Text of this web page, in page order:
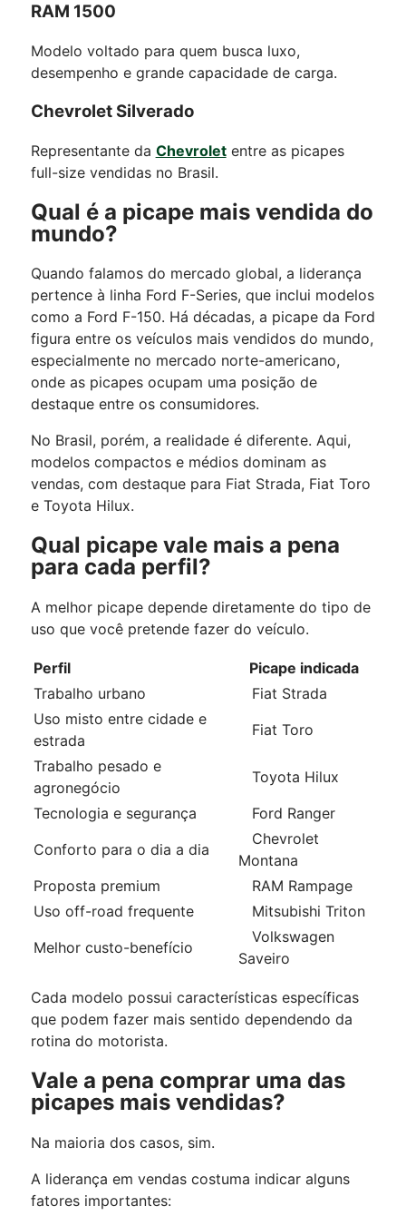
RAM 1500
Modelo voltado para quem busca luxo,
desempenho e grande capacidade de carga.
Chevrolet Silverado
Representante da Chevroletentre as picapes
full-size vendidas no Brasil.
Qual é a picape mais vendida do
mundo?
Quando falamos do mercado global, a liderança
pertence à linha Ford F-Series, que inclui modelos
como a Ford F-150. Há décadas, a picape da Ford
figura entre os veículos mais vendidos do mundo,
especialmente no mercado norte-americano,
onde as picapes ocupam uma posição de
destaque entre os consumidores.
No Brasil, porém, a realidade é diferente. Aqui,
modelos compactos e médios dominam as
vendas, com destaque para Fiat Strada, Fiat Toro
e Toyota Hilux.
Qual picape vale mais a pena
para cada perfil?
A melhor picape depende diretamente do tipo de
uso que você pretende fazer do veículo.
Perfil
Picape indicada
Trabalho urbano
Fiat Strada
Uso misto entre cidade e
estrada
Fiat Toro
Trabalho pesado e
agronegócio
Toyota Hilux
Tecnologia e segurança
Ford Ranger
Conforto para o dia a dia
Chevrolet
Montana
Proposta premium
RAM Rampage
Uso off-road frequente
Mitsubishi Triton
Melhor custo-benefício
Volkswagen
Saveiro
Cada modelo possui características específicas
que podem fazer mais sentido dependendo da
rotina do motorista.
Vale a pena comprar uma das
picapes mais vendidas?
Na maioria dos casos, sim.
A liderança em vendas costuma indicar alguns
fatores importantes: